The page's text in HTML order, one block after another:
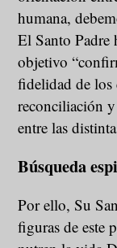
humana,
El Santo Padre
objetivo
fidelidad de los
reconciliación
entre las
Búsqueda
Por ello, Su
figuras de este